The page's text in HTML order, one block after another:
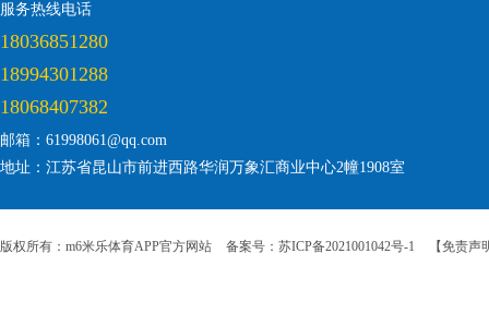
服务热线电话
18036851280
18994301288
18068407382
邮箱：61998061@qq.com
地址：江苏省昆山市前进西路华润万象汇商业中心2幢1908室
版权所有：m6米乐体育APP官方网站 备案号：苏ICP备2021001042号-1 【免责声